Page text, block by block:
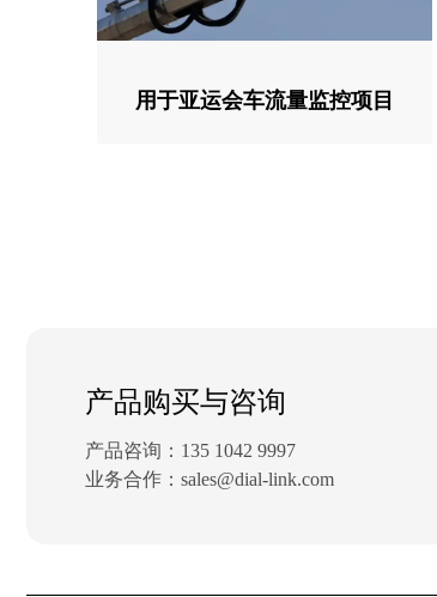
用于亚运会车流量监控项目
产品购买与咨询
产品咨询：135 1042 9997
业务合作：sales@dial-link.com